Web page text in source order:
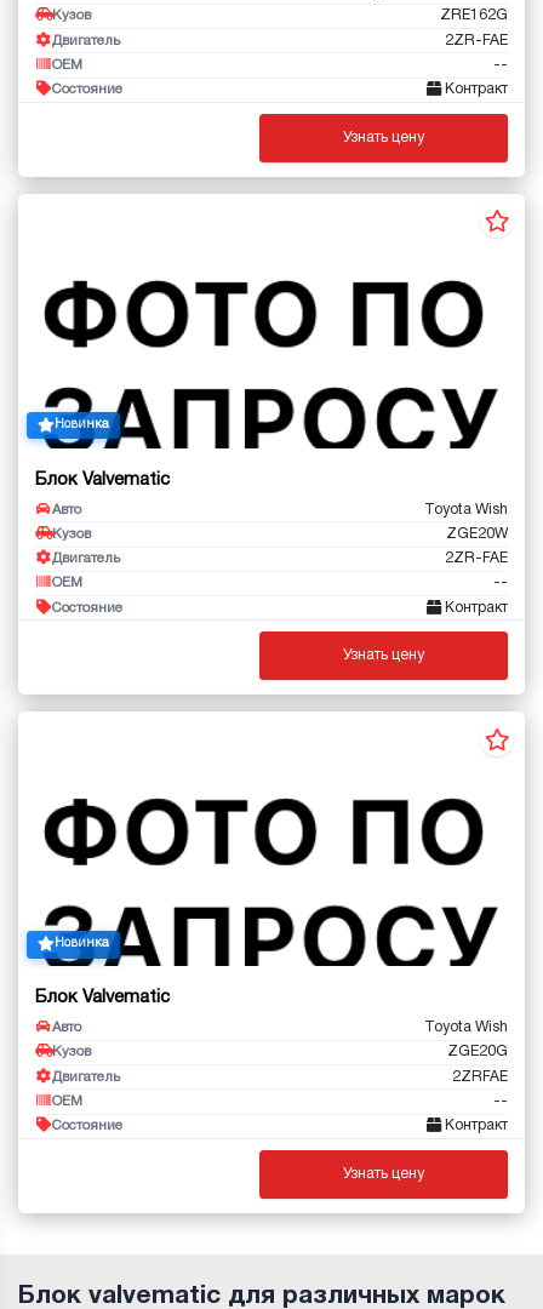
Кузов ZRE162G
Двигатель 2ZR-FAE
OEM --
Состояние Контракт
Узнать цену
Новинка
Блок Valvematic
Авто Toyota Wish
Кузов ZGE20W
Двигатель 2ZR-FAE
OEM --
Состояние Контракт
Узнать цену
Новинка
Блок Valvematic
Авто Toyota Wish
Кузов ZGE20G
Двигатель 2ZRFAE
OEM --
Состояние Контракт
Узнать цену
Блок valvematic для различных марок